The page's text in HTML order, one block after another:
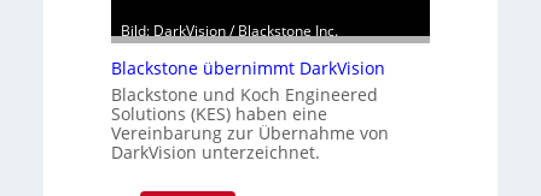
Bild: DarkVision / Blackstone Inc.
Blackstone übernimmt DarkVision
Blackstone und Koch Engineered
Solutions (KES) haben eine
Vereinbarung zur Übernahme von
DarkVision unterzeichnet.